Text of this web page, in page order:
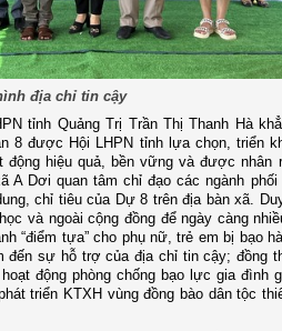
địa chỉ tin cậy
tỉnh Quảng Trị Trần Thị Thanh Hà
8 được Hội LHPN tỉnh lựa chọn, triển
hiệu quả, bền vững và được nhân
A Dơi quan tâm chỉ đạo các ngành
chỉ tiêu của Dự 8 trên địa bàn xã.
và ngoài cộng đồng để ngày càng
“điểm tựa” cho phụ nữ, trẻ em bị bạo
đến sự hỗ trợ của địa chỉ tin cậy; đồng
động phòng chống bạo lực gia đình
triển KTXH vùng đồng bào dân tộc